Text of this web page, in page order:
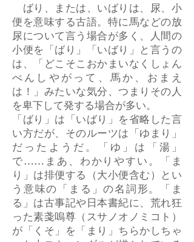
ばり、または、いばりは、尿、小
便を意味する古語。特に馬などの放
尿について言う場合が多く、人間の
小便を「ばり」「いばり」と言うの
は、「どこそこおかまいなくしょん
べんしやがって、馬か、おまえ
は！」みたいな気分、つまりその人
を卑下して発する場合が多い。
「ばり」は「いばり」を省略した言
い方だが、そのルーツは「ゆまり」
だったようだ。「ゆ」は「湯」
で……まあ、わかりやすい。「ま
り」は排便する（大小便含む）とい
う意味の「まる」の名詞形。「ま
る」は古事記や日本書紀に、荒れ狂
った素戔嗚尊（スサノオノミコト）
が「くそ」を「まり」ちらかしちゃ